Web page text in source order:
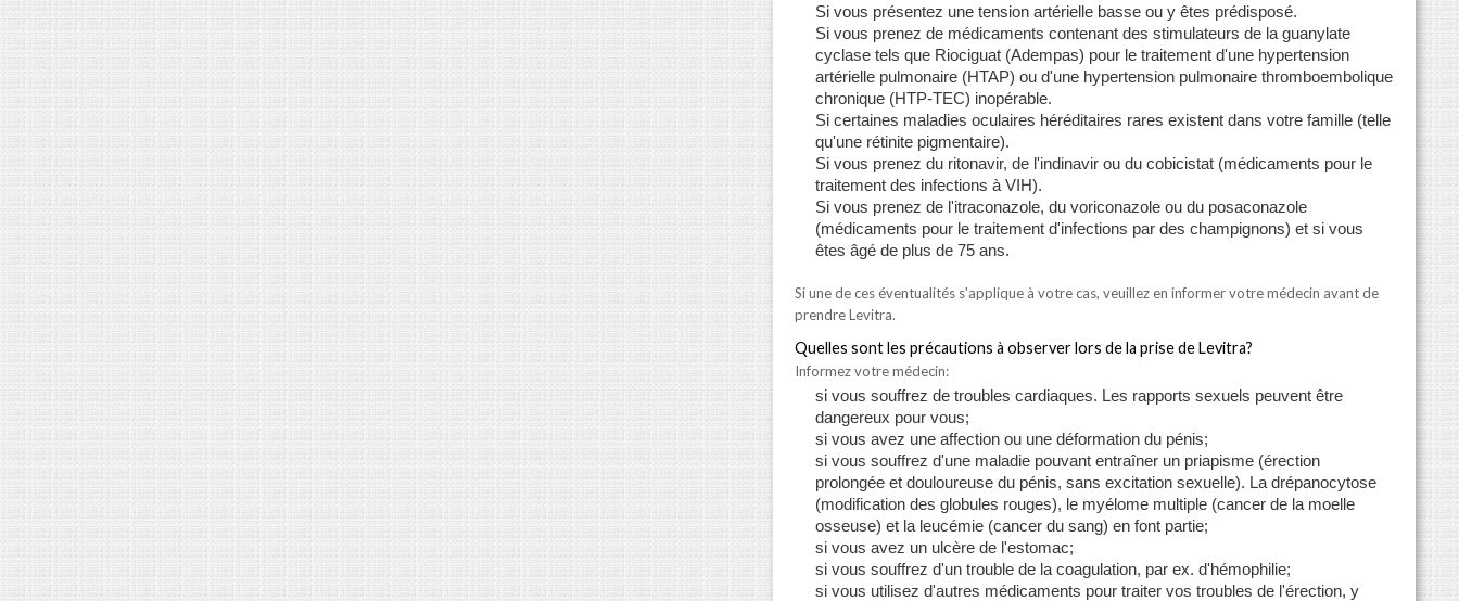
Si vous présentez une tension artérielle basse ou y êtes prédisposé.
Si vous prenez de médicaments contenant des stimulateurs de la guanylate
cyclase tels que Riociguat (Adempas) pour le traitement d'une hypertension
artérielle pulmonaire (HTAP) ou d'une hypertension pulmonaire thromboembolique
chronique (HTP-TEC) inopérable.
Si certaines maladies oculaires héréditaires rares existent dans votre famille (telle
qu'une rétinite pigmentaire).
Si vous prenez du ritonavir, de l'indinavir ou du cobicistat (médicaments pour le
traitement des infections à VIH).
Si vous prenez de l'itraconazole, du voriconazole ou du posaconazole
(médicaments pour le traitement d'infections par des champignons) et si vous
êtes âgé de plus de 75 ans.
Si une de ces éventualités s'applique à votre cas, veuillez en informer votre médecin avant de
prendre Levitra.
Quelles sont les précautions à observer lors de la prise de Levitra?
Informez votre médecin:
si vous souffrez de troubles cardiaques. Les rapports sexuels peuvent être
dangereux pour vous;
si vous avez une affection ou une déformation du pénis;
si vous souffrez d'une maladie pouvant entraîner un priapisme (érection
prolongée et douloureuse du pénis, sans excitation sexuelle). La drépanocytose
(modification des globules rouges), le myélome multiple (cancer de la moelle
osseuse) et la leucémie (cancer du sang) en font partie;
si vous avez un ulcère de l'estomac;
si vous souffrez d'un trouble de la coagulation, par ex. d'hémophilie;
si vous utilisez d'autres médicaments pour traiter vos troubles de l'érection, y